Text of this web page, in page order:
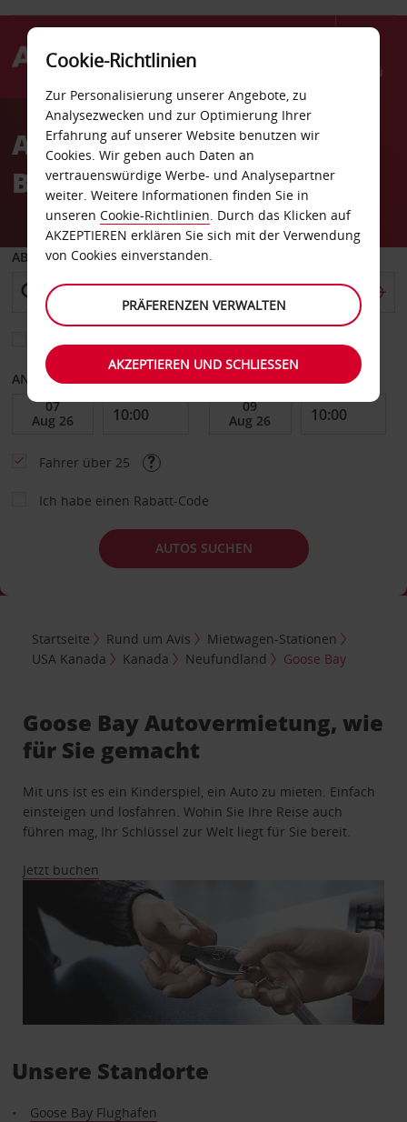
Menü
AvisAutovermietung Goose
Bay
ABHOLEN VON
ANFANGSDATUM
Fahrer über 25
Ich habe einen Rabatt-Code
AUTOS SUCHEN
Startseite Rund um Avis
Mietwagen-Stationen
USA Kanada
Kanada Neufundland Goose Bay
Goose Bay Autovermietung, wie
für Sie gemacht
Mit uns ist es ein Kinderspiel, ein Auto zu mieten. Einfach
einsteigen und losfahren. Wohin Sie Ihre Reise auch
führen mag, Ihr Schlüssel zur Welt liegt für Sie bereit.
Jetzt buchen
Unsere Standorte
Goose Bay Flughafen
Cookie-Richtlinien
Zur Personalisierung unserer Angebote, zu
Analysezwecken und zur Optimierung Ihrer
Erfahrung auf unserer Website benutzen wir
Cookies. Wir geben auch Daten an
vertrauenswürdige Werbe- und Analysepartner
weiter. Weitere Informationen finden Sie in
unseren Cookie-Richtlinien. Durch das Klicken auf
AKZEPTIEREN erklären Sie sich mit der Verwendung
von Cookies einverstanden.
PRÄFERENZEN VERWALTEN
AKZEPTIEREN UND SCHLIESSEN